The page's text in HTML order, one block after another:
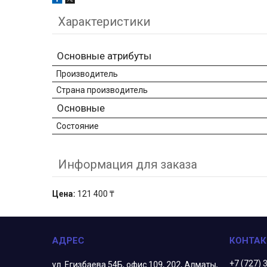
Характеристики
Основные атрибуты
Производитель
Страна производитель
Основные
Состояние
Информация для заказа
Цена: 121 400 ₸
ул. Егизбаева 54Б, офис 109, 202, Алматы, +7 (727)